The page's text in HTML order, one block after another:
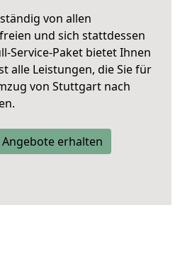
von allen
und sich stattdessen
Service-Paket bietet Ihnen
alle Leistungen, die Sie für
von Stuttgart nach
erhalten